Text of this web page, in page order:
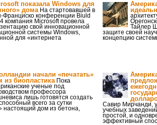
показала Windows для
домаНа стартовавшей в
Франциско конференции Biuld
компания Microsoft провела
свой инновационной
системы Windows,
для «интернета
Тайлер
защите своей
концепцию
начали «печатать»
из биопластикаПока
ученые под
профессора
лишь готовятся создать
всего за сутки
настоящий дом из бетона,
Савир Мирчанди,
учебных
простой, и
эффективный